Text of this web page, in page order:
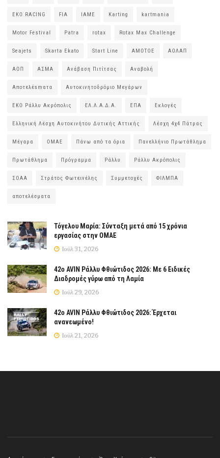
EKO RACING FIA IAME Karting kartmania
Motor Festival Patra rotax Rotax Max Challenge
Seajets Skarta Ekato Start Line ΑΜΟΤΟΕ ΑΟΛΑΠ
ΑΟΠ ΑΣΜΑ Ανάβαση Πιτίτσας Αναβολή
Αποτελέsmατα Αυτοκινητοδρόμιο Μεγάρων
ΕΚΟ Ράλλυ Ακρόπολις ΕΛ.Λ.Α.Δ.Α. ΕΠΑ Εκλογές
Ελληνική Λέσχη Αυτοκινήτου Δυτικής Αττικής Λέσχη 4χ4 Πάτρας
Μέγαρα ΟΜΑΕ Πάνω από τα όρια Πανελλήνιο Πρωτάθλημα
Πρωτάθλημα Πρόγραμμα Ράλλυ Ράλλυ Ακρόπολις
ΣΟΑΑ Στράτος Φωτεινέλης Συμμετοχές ΦΙΛΜΠΑ
αποτελέσματα
Τόγελου Μαρία: Σύνταξη μετά από 15 χρόνια
εργασίας στην ΟΜΑΕ
Ιούλ 31, 2026
42ο AVIN Ράλλυ Φθιώτιδος 2026: Με 6 Ειδικές
Διαδρομές γύρω από τη Λαμία
Ιούλ 29, 2026
42ο AVIN Ράλλυ Φθιώτιδος 2026: Έρχεται
ανανεωμένο!
Ιούλ 21, 2026